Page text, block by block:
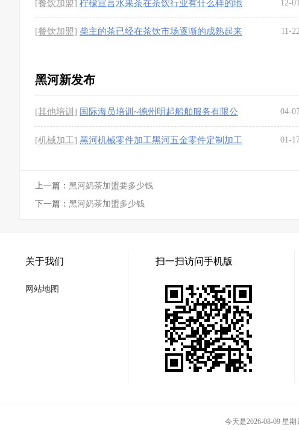
[餐饮加盟] 柠檬宣言水果茶在茶饮行业有什么样的地
12-01
[餐饮加盟] 柴主的茶已经在茶饮市场逐渐的成熟起来
11-
黑河新发布
[其他培训] 国际海员培训~德州明起船舶服务有限公
04-
[机械加工] 黑河机械零件加工黑河五金零件定制加工
01-
上一篇： 黑河奶茶加盟要多少钱
下一篇： 黑河奶茶加盟多少钱
关于我们
网站地图
扫一扫访问手机版
今天是2026-08-09 星